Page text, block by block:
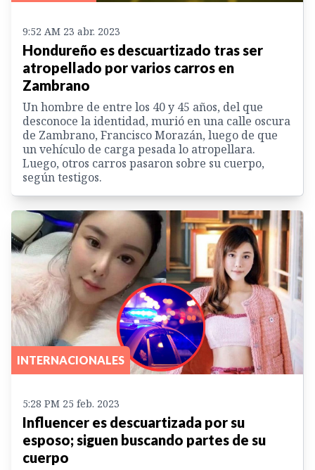
9:52 AM 23 abr. 2023
Hondureño es descuartizado tras ser
atropellado por varios carros en
Zambrano
Un hombre de entre los 40 y 45 años, del que
desconoce la identidad, murió en una calle oscura
de Zambrano, Francisco Morazán, luego de que
un vehículo de carga pesada lo atropellara.
Luego, otros carros pasaron sobre su cuerpo,
según testigos.
INTERNACIONALES
5:28 PM 25 feb. 2023
Influencer es descuartizada por su
esposo; siguen buscando partes de su
cuerpo